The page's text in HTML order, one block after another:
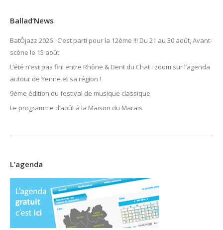
Ballad’News
BatÔjazz 2026 : C’est parti pour la 12ème !!! Du 21 au 30 août, Avant-
scène le 15 août
L’été n’est pas fini entre Rhône & Dent du Chat : zoom sur l’agenda
autour de Yenne et sa région !
9ème édition du festival de musique classique
Le programme d’août à la Maison du Marais
L’agenda